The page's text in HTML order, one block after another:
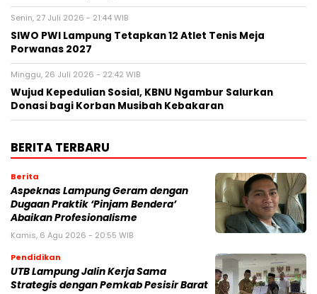
Senin, 27 Juli 2026 - 21:44 WIB
SIWO PWI Lampung Tetapkan 12 Atlet Tenis Meja
Porwanas 2027
Minggu, 26 Juli 2026 - 22:42 WIB
Wujud Kepedulian Sosial, KBNU Ngambur Salurkan
Donasi bagi Korban Musibah Kebakaran
BERITA TERBARU
Berita
Aspeknas Lampung Geram dengan
Dugaan Praktik ‘Pinjam Bendera’
Abaikan Profesionalisme
Kamis, 6 Agu 2026 - 20:55 WIB
Pendidikan
UTB Lampung Jalin Kerja Sama
Strategis dengan Pemkab Pesisir Barat